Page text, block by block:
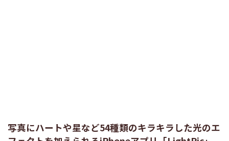
写真にハートや星など54種類のキラキラした光のエ